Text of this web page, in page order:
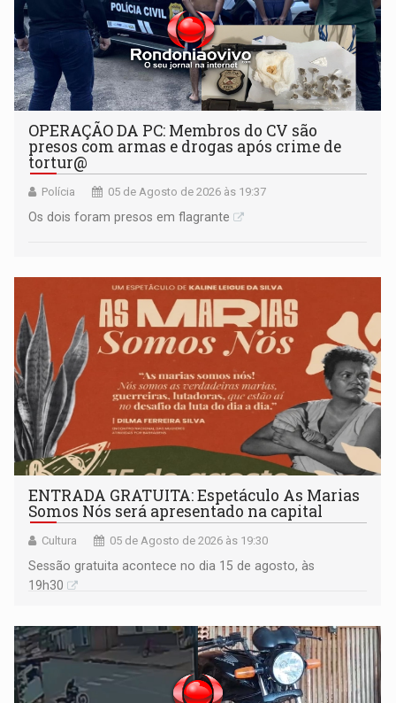
OPERAÇÃO DA PC: Membros do CV são
presos com armas e drogas após crime de
tortur@
Polícia 05 de Agosto de 2026 às 19:37
Os dois foram presos em flagrante
ENTRADA GRATUITA: Espetáculo As Marias
Somos Nós será apresentado na capital
Cultura 05 de Agosto de 2026 às 19:30
Sessão gratuita acontece no dia 15 de agosto, às
19h30